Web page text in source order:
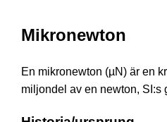
Mikronewton
En mikronewton (µN) är en
miljondel av en newton, SI:s